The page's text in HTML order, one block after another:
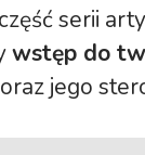
serii
wstęp do
jego